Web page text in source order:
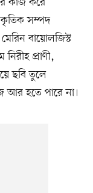
সম্পদ
বায়োলজিস্ট
প্রাণী,
ছবি তুলে
আর হতে পারে না।